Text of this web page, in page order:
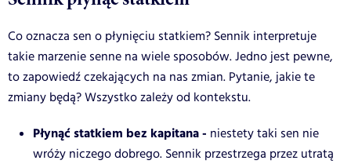
Co oznacza sen o płynięciu statkiem? Sennik interpretuje
takie marzenie senne na wiele sposobów. Jedno jest pewne,
to zapowiedź czekających na nas zmian. Pytanie, jakie te
zmiany będą? Wszystko zależy od kontekstu.
Płynąć statkiem bez kapitana - niestety taki sen nie
wróży niczego dobrego. Sennik przestrzega przez utratą